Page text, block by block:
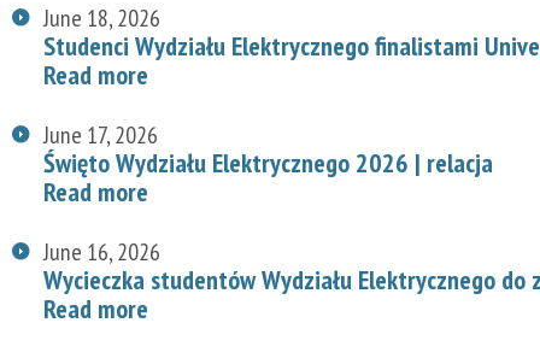
June 18, 2026
Studenci Wydziału Elektrycznego finalistami
Read more
June 17, 2026
Święto Wydziału Elektrycznego 2026 | relacja
Read more
June 16, 2026
Wycieczka studentów Wydziału Elektrycznego
Read more